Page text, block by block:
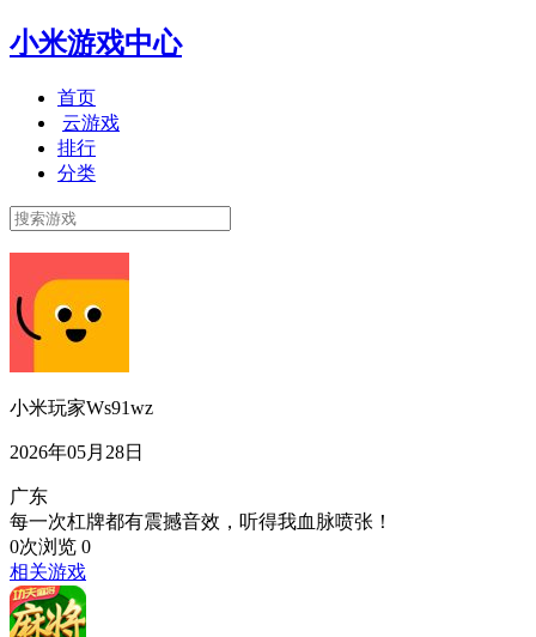
小米游戏中心
首页
云游戏
排行
分类
小米玩家Ws91wz
2026年05月28日
广东
每一次杠牌都有震撼音效，听得我血脉喷张！
0次浏览 0
相关游戏